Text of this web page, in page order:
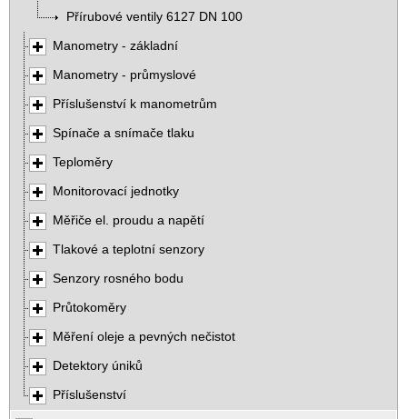
Přírubové ventily 6127 DN 100
Manometry - základní
Manometry - průmyslové
Příslušenství k manometrům
Spínače a snímače tlaku
Teploměry
Monitorovací jednotky
Měřiče el. proudu a napětí
Tlakové a teplotní senzory
Senzory rosného bodu
Průtokoměry
Měření oleje a pevných nečistot
Detektory úniků
Příslušenství